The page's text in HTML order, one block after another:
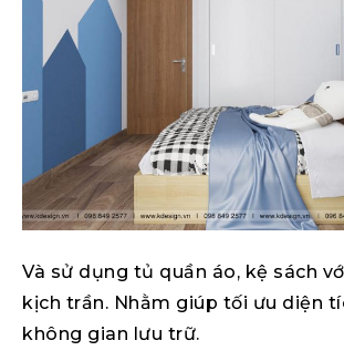
Và sử dụng tủ quần áo, kệ sách
kịch trần. Nhằm giúp tối ưu diện
không gian lưu trữ.